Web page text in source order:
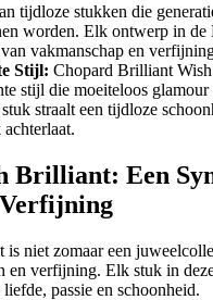
tijdloze stukken die
worden. Elk ontwerp in
vakmanschap en
Stijl: Chopard Brilliant Wish
stijl die moeiteloos
straalt een tijdloze
Brilliant: Een
niet zomaar een
en verfijning. Elk stuk in
passie en schoonheid.